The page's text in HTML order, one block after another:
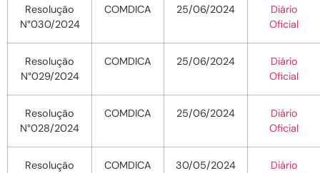
Resolução
N°030/2024
COMDICA 25/06/2024
Diário
Oficial
Resolução
N°029/2024
COMDICA 25/06/2024
Diário
Oficial
Resolução
N°028/2024
COMDICA 25/06/2024
Diário
Oficial
Resolução
COMDICA 30/05/2024
Diário